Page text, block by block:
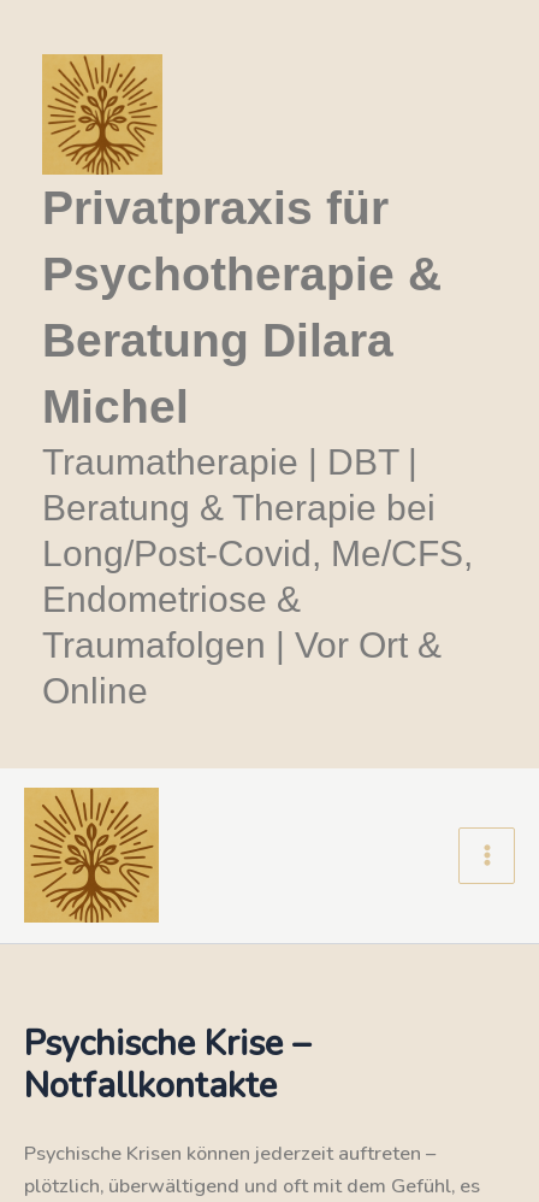
Privatpraxis für
Psychotherapie &
Beratung Dilara
Michel
Traumatherapie | DBT |
Beratung & Therapie bei
Long/Post-Covid, Me/CFS,
Endometriose &
Traumafolgen | Vor Ort &
Online
Inhalt
springen
Psychische Krise –
Notfallkontakte
Psychische Krisen können jederzeit auftreten –
plötzlich, überwältigend und oft mit dem Gefühl, es